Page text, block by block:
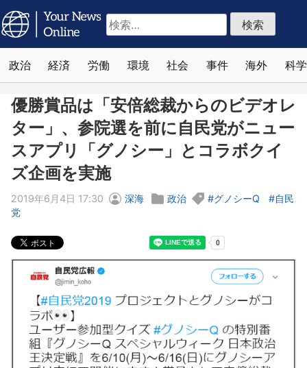
検
索:
政治 経済 労働 環境 社会 事件 海外 科学
優勝賞品は「安倍総裁からのビデオレ
ター」、参院選を前に自民党がニュー
スアプリ「グノシー」とコラボクイ
ズ企画を実施
2019年6月4日 17:30 深海 政治 グノシーQ
自民
党